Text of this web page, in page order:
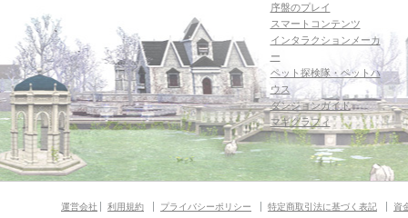
序盤のプレイ
スマートコンテンツ
インタラクションメーカ
ー
ペット探検隊・ペットハ
ウス
ダンジョンガイド
マギグラフィ
運営会社 利用規約 プライバシーポリシー 特定商取引法に基づく表記 資